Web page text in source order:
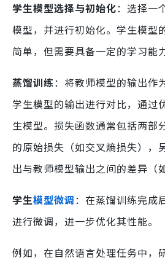
学生模型选择与初始化：选择一
模型，并进行初始化。学生模型
简单，但需要具备一定的学习能力
蒸馏训练：将教师模型的输出作
学生模型的输出进行对比，通过
生模型。损失函数通常包括两部
的原始损失（如交叉熵损失），
出与教师模型输出之间的差异（
学生模型微调：在蒸馏训练完成
进行微调，进一步优化其性能。
例如，在自然语言处理任务中，